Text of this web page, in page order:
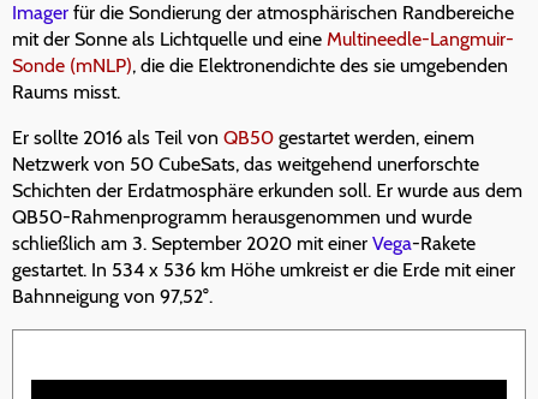
Imager für die Sondierung der atmosphärischen Randbereiche
mit der Sonne als Lichtquelle und eine Multineedle-Langmuir-
Sonde (mNLP), die die Elektronendichte des sie umgebenden
Raums misst.
Er sollte 2016 als Teil von QB50 gestartet werden, einem
Netzwerk von 50 CubeSats, das weitgehend unerforschte
Schichten der Erdatmosphäre erkunden soll. Er wurde aus dem
QB50-Rahmenprogramm herausgenommen und wurde
schließlich am 3. September 2020 mit einer Vega-Rakete
gestartet. In 534 x 536 km Höhe umkreist er die Erde mit einer
Bahnneigung von 97,52°.